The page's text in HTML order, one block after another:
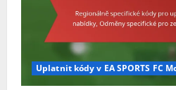
začátečníky,
Úvodní
nabídky,
pro
nové
hráče
Uplatnit kódy v EA SPORTS FC